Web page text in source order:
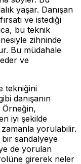
yaşar. Danışan
ve istediği
bu teknik
zihninde
Bu müdahale
ve
tekniğini
danışanın
Örneğin,
iyi şekilde
yorulabilir.
sandalyeye
de yorulan
girerek neler